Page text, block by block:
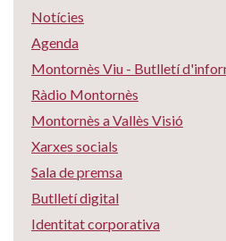
Notícies
Agenda
Montornès Viu - Butlletí
Ràdio Montornès
Montornès a Vallès Visió
Xarxes socials
Sala de premsa
Butlletí digital
Identitat corporativa